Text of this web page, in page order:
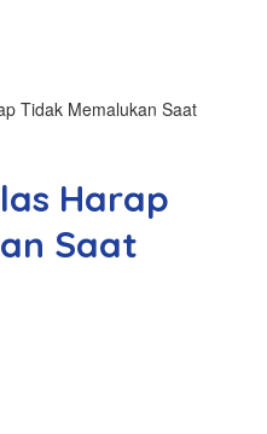
Tidak Memalukan Saat
Harap
Saat